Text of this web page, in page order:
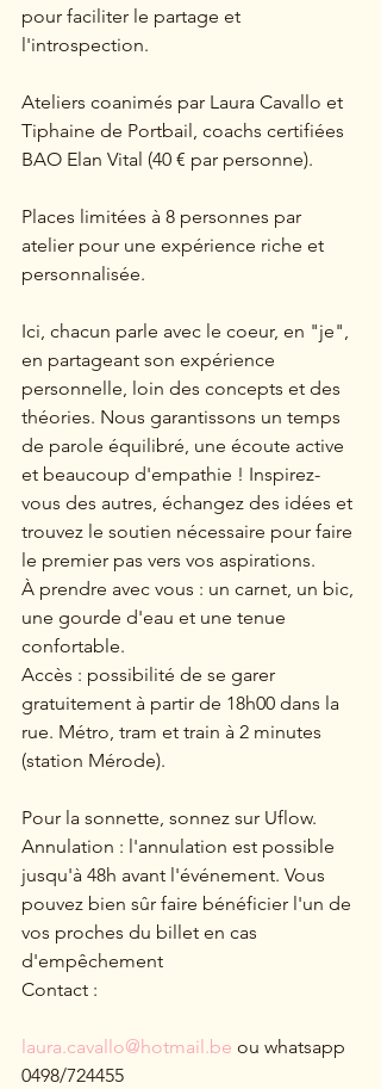
pour faciliter le partage et
l'introspection.
Ateliers coanimés par Laura Cavallo et
Tiphaine de Portbail, coachs certifiées
BAO Elan Vital (40 € par personne).
Places limitées à 8 personnes par
atelier pour une expérience riche et
personnalisée.
Ici, chacun parle avec le coeur, en "je",
en partageant son expérience
personnelle, loin des concepts et des
théories. Nous garantissons un temps
de parole équilibré, une écoute active
et beaucoup d'empathie ! Inspirez-
vous des autres, échangez des idées et
trouvez le soutien nécessaire pour faire
le premier pas vers vos aspirations.
À prendre avec vous : un carnet, un bic,
une gourde d'eau et une tenue
confortable.
Accès : possibilité de se garer
gratuitement à partir de 18h00 dans la
rue. Métro, tram et train à 2 minutes
(station Mérode).
Pour la sonnette, sonnez sur Uflow.
Annulation : l'annulation est possible
jusqu'à 48h avant l'événement. Vous
pouvez bien sûr faire bénéficier l'un de
vos proches du billet en cas
d'empêchement
Contact :
laura.cavallo@hotmail.be ou whatsapp
0498/724455